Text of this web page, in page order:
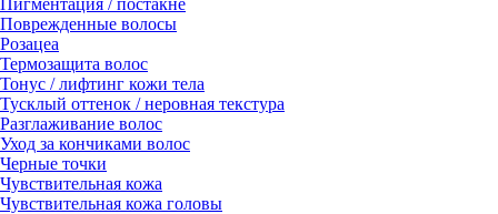
Пигментация / постакне
Поврежденные волосы
Розацеа
Термозащита волос
Тонус / лифтинг кожи тела
Тусклый оттенок / неровная текстура
Разглаживание волос
Уход за кончиками волос
Черные точки
Чувствительная кожа
Чувствительная кожа головы